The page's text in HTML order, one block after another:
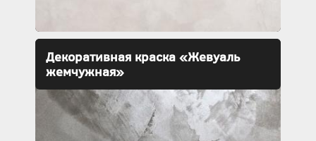
Декоративная краска «Жевуаль
жемчужная»